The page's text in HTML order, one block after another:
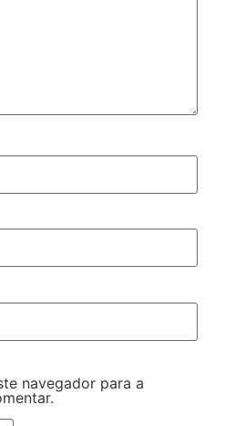
navegador para a